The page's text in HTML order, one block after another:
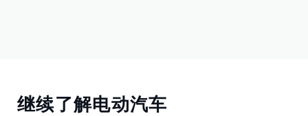
继续了解电动汽车